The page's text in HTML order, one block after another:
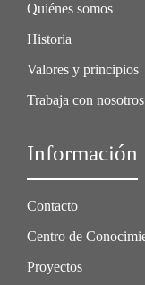
Quiénes somos
Historia
Valores y principios
Trabaja con nosotros
Información
Contacto
Centro de
Proyectos